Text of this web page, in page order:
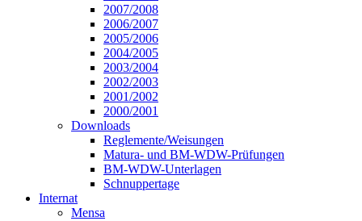
2007/2008
2006/2007
2005/2006
2004/2005
2003/2004
2002/2003
2001/2002
2000/2001
Downloads
Reglemente/Weisungen
Matura- und BM-WDW-Prüfungen
BM-WDW-Unterlagen
Schnuppertage
Internat
Mensa